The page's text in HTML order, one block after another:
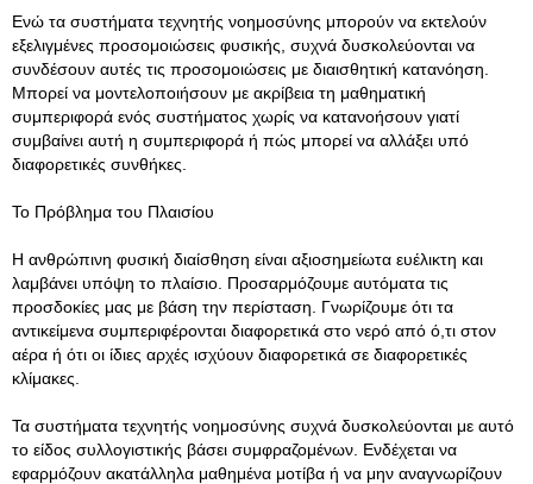
Ενώ τα συστήματα τεχνητής νοημοσύνης μπορούν να εκτελούν
εξελιγμένες προσομοιώσεις φυσικής, συχνά δυσκολεύονται να
συνδέσουν αυτές τις προσομοιώσεις με διαισθητική κατανόηση.
Μπορεί να μοντελοποιήσουν με ακρίβεια τη μαθηματική
συμπεριφορά ενός συστήματος χωρίς να κατανοήσουν γιατί
συμβαίνει αυτή η συμπεριφορά ή πώς μπορεί να αλλάξει υπό
διαφορετικές συνθήκες.
Το Πρόβλημα του Πλαισίου
Η ανθρώπινη φυσική διαίσθηση είναι αξιοσημείωτα ευέλικτη και
λαμβάνει υπόψη το πλαίσιο. Προσαρμόζουμε αυτόματα τις
προσδοκίες μας με βάση την περίσταση. Γνωρίζουμε ότι τα
αντικείμενα συμπεριφέρονται διαφορετικά στο νερό από ό,τι στον
αέρα ή ότι οι ίδιες αρχές ισχύουν διαφορετικά σε διαφορετικές
κλίμακες.
Τα συστήματα τεχνητής νοημοσύνης συχνά δυσκολεύονται με αυτό
το είδος συλλογιστικής βάσει συμφραζομένων. Ενδέχεται να
εφαρμόζουν ακατάλληλα μαθημένα μοτίβα ή να μην αναγνωρίζουν